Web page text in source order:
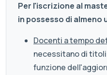
Per l'iscrizione al
in possesso di almeno
Docenti a tempo
necessitano di
funzione